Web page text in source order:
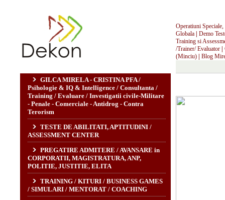
Operatiuni
Globala
Demo
Training si
/Trainer/ Evaluator
(Minciu)
Blog
GILCA MIRELA - CRISTINA PFA /
Psihologie & IQ & Intelligence / Consultanta /
Training / Evaluare / Investigatii civile-Militare
- Penale - Comerciale - Antidrog - Contra
Terorism
TESTE DE ABILITATI, APTITUDINI /
ASSESSMENT CENTER
PREGATIRE ADMITERE / AVANSARE in
CORPORATII, MAGISTRATURA, ANP,
POLITIE, JUSTITIE, ELITA
TRAINING / KITURI / BUSINESS GAMES
/ SIMULARI / MENTORAT / COACHING